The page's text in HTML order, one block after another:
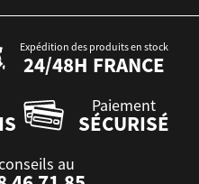
Expédition des produits en stock
24/48H FRANCE
Paiement
SÉCURISÉ
au